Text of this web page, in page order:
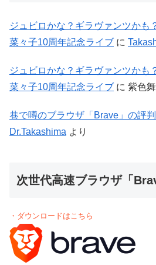
ジュビロかな？ギラヴァンツかも
菜々子10周年記念ライブ に
ジュビロかな？ギラヴァンツかも
菜々子10周年記念ライブ に 紫色舞
巷で噂のブラウザ「Brave」の評
Dr.Takashima より
次世代高速ブラウザ「
・ダウンロードはこちら